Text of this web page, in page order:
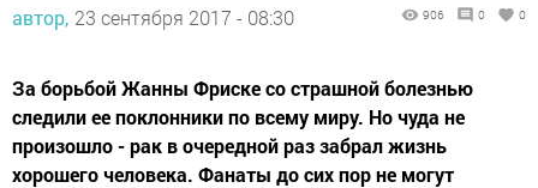
автор, 23 сентября 2017 - 08:30 906 0 0
За борьбой Жанны Фриске со страшной болезнью
следили ее поклонники по всему миру. Но чуда не
произошло - рак в очередной раз забрал жизнь
хорошего человека. Фанаты до сих пор не могут